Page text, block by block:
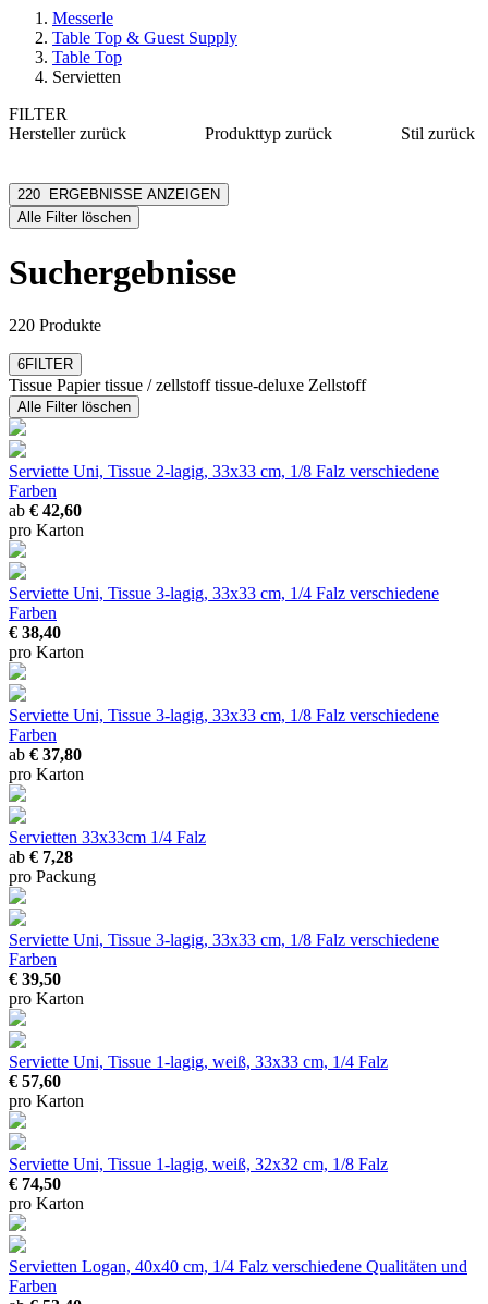
Messerle
Table Top & Guest Supply
Table Top
Servietten
FILTER
Herstellerzurück
Hypavema
LOGISCH ÖKO
mehr anzeigen
Produkttyp zurück
Stil zurück
220
ERGEBNISSE ANZEIGEN
Alle Filter löschen
Suchergebnisse
220 Produkte
6FILTER
Tissue Papiertissue / zellstofftissue-deluxe Zellstoff
Alle Filter löschen
Serviette Uni, Tissue 2-lagig, 33x33 cm, 1/8 Falz verschiedene
Farben
ab € 42,60
pro Karton
Serviette Uni, Tissue 3-lagig, 33x33 cm, 1/4 Falz verschiedene
Farben
€ 38,40
pro Karton
Serviette Uni, Tissue 3-lagig, 33x33 cm, 1/8 Falz verschiedene
Farben
ab € 37,80
pro Karton
Servietten 33x33cm 1/4 Falz
ab € 7,28
pro Packung
Serviette Uni, Tissue 3-lagig, 33x33 cm, 1/8 Falz verschiedene
Farben
€ 39,50
pro Karton
Serviette Uni, Tissue 1-lagig, weiß, 33x33 cm, 1/4 Falz
€ 57,60
pro Karton
Serviette Uni, Tissue 1-lagig, weiß, 32x32 cm, 1/8 Falz
€ 74,50
pro Karton
Servietten Logan, 40x40 cm, 1/4 Falz verschiedene Qualitäten und
Farben